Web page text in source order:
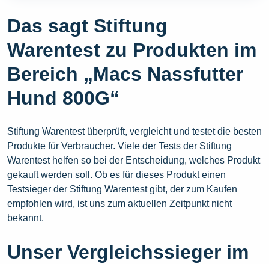
Das sagt Stiftung
Warentest zu Produkten im
Bereich „Macs Nassfutter
Hund 800G“
Stiftung Warentest überprüft, vergleicht und testet die besten
Produkte für Verbraucher. Viele der Tests der Stiftung
Warentest helfen so bei der Entscheidung, welches Produkt
gekauft werden soll. Ob es für dieses Produkt einen
Testsieger der Stiftung Warentest gibt, der zum Kaufen
empfohlen wird, ist uns zum aktuellen Zeitpunkt nicht
bekannt.
Unser Vergleichssieger im